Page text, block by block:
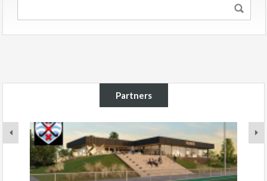
Partners